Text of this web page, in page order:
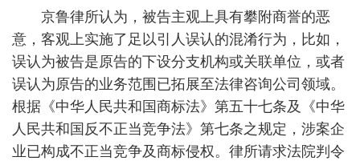
根据公开工商信息，此次被诉的4家企业注册或
更名时间晚于京鲁律所，且主营业务与律所核心业务
高度重合。